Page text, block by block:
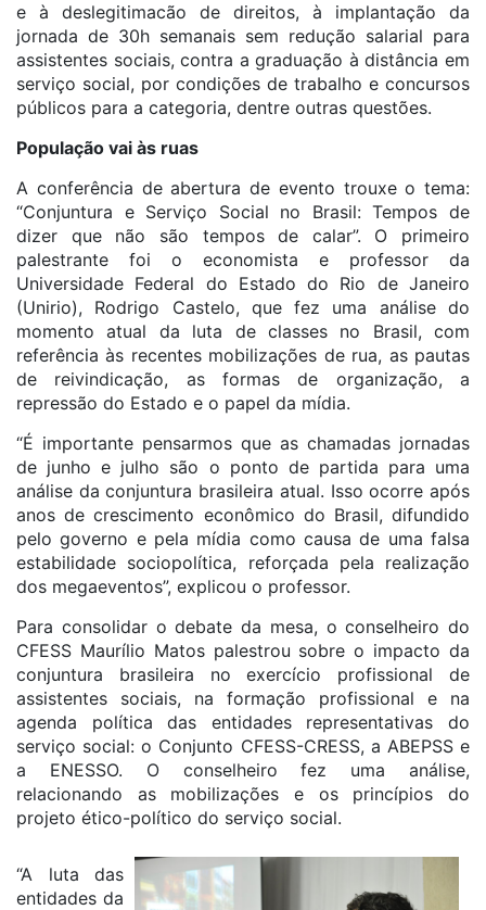
e à deslegitimacão de direitos, à implantação da
jornada de 30h semanais sem redução salarial para
assistentes sociais, contra a graduação à distância em
serviço social, por condições de trabalho e concursos
públicos para a categoria, dentre outras questões.
População vai às ruas
A conferência de abertura de evento trouxe o tema:
“Conjuntura e Serviço Social no Brasil: Tempos de
dizer que não são tempos de calar”. O primeiro
palestrante foi o economista e professor da
Universidade Federal do Estado do Rio de Janeiro
(Unirio), Rodrigo Castelo, que fez uma análise do
momento atual da luta de classes no Brasil, com
referência às recentes mobilizações de rua, as pautas
de reivindicação, as formas de organização, a
repressão do Estado e o papel da mídia.
“É importante pensarmos que as chamadas jornadas
de junho e julho são o ponto de partida para uma
análise da conjuntura brasileira atual. Isso ocorre após
anos de crescimento econômico do Brasil, difundido
pelo governo e pela mídia como causa de uma falsa
estabilidade sociopolítica, reforçada pela realização
dos megaeventos”, explicou o professor.
Para consolidar o debate da mesa, o conselheiro do
CFESS Maurílio Matos palestrou sobre o impacto da
conjuntura brasileira no exercício profissional de
assistentes sociais, na formação profissional e na
agenda política das entidades representativas do
serviço social: o Conjunto CFESS-CRESS, a ABEPSS e
a ENESSO. O conselheiro fez uma análise,
relacionando as mobilizações e os princípios do
projeto ético-político do serviço social.
“A luta das
entidades da